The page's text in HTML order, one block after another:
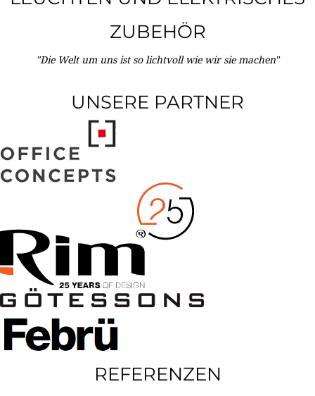
ZUBEHÖR
"Die Welt um uns ist so lichtvoll wie wir sie machen"
UNSERE PARTNER
REFERENZEN